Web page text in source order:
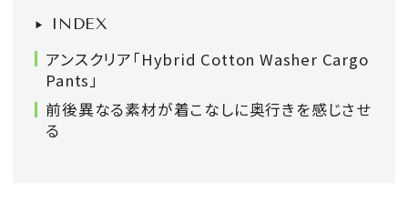
「The SPUR Club」。
めます。
ログイン・新規会員登録
INDEX
アンスクリア「Hybrid Cotton Washer Cargo
Pants」
前後異なる素材が着こなしに奥行きを感じさせ
る